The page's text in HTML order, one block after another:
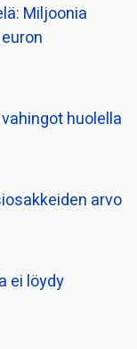
Miljoonia
huolella
arvo
ei löydy